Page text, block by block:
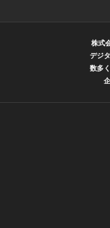
株式
デジ
数多